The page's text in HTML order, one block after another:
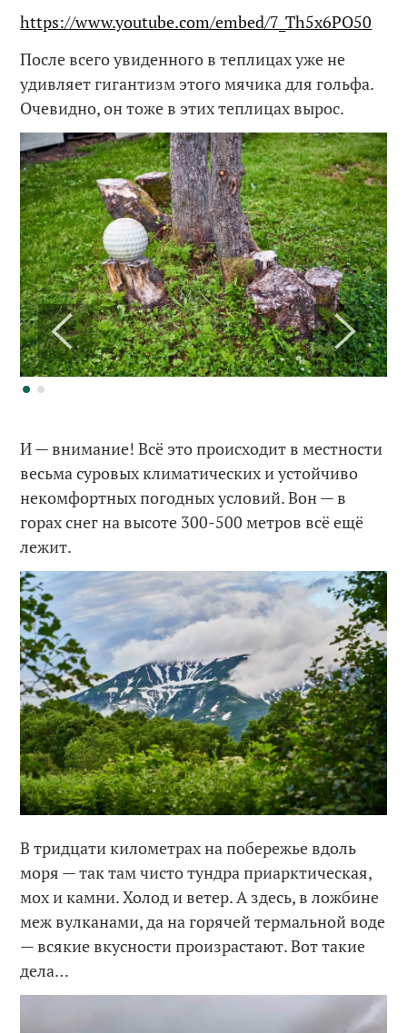
https://www.youtube.com/embed/7_Th5x6PO50
После всего увиденного в теплицах уже не
удивляет гигантизм этого мячика для гольфа.
Очевидно, он тоже в этих теплицах вырос.
И — внимание! Всё это происходит в местности
весьма суровых климатических и устойчиво
некомфортных погодных условий. Вон — в
горах снег на высоте 300-500 метров всё ещё
лежит.
В тридцати километрах на побережье вдоль
моря — так там чисто тундра приарктическая,
мох и камни. Холод и ветер. А здесь, в ложбине
меж вулканами, да на горячей термальной воде
— всякие вкусности произрастают. Вот такие
дела…